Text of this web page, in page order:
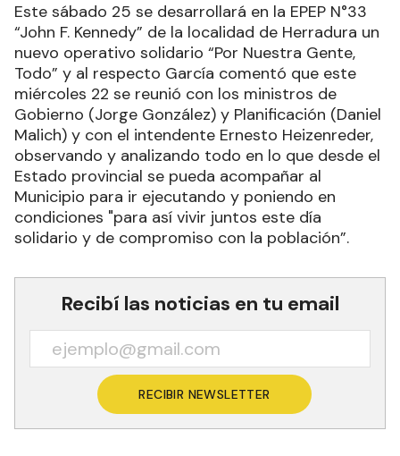
Este sábado 25 se desarrollará en la EPEP N°33
“John F. Kennedy” de la localidad de Herradura un
nuevo operativo solidario “Por Nuestra Gente,
Todo” y al respecto García comentó que este
miércoles 22 se reunió con los ministros de
Gobierno (Jorge González) y Planificación (Daniel
Malich) y con el intendente Ernesto Heizenreder,
observando y analizando todo en lo que desde el
Estado provincial se pueda acompañar al
Municipio para ir ejecutando y poniendo en
condiciones "para así vivir juntos este día
solidario y de compromiso con la población”.
Recibí las noticias en tu email
RECIBIR NEWSLETTER